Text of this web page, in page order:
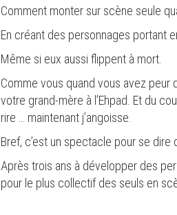
Comment monter sur scène seule
En créant des personnages portant
Même si eux aussi flippent à mort.
Comme vous quand vous avez
votre grand-mère à l’Ehpad. Et du
rire … maintenant j’angoisse.
Bref, c’est un spectacle pour se dire
Après trois ans à développer des
pour le plus collectif des seuls en